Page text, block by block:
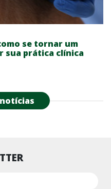
se tornar um
sua prática clínica